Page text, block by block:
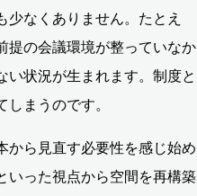
なくありません。たとえ
提の会議環境が整っていなか
い状況が生まれます。制度と
まうのです。
から見直す必要性を感じ始め
いった視点から空間を再構築